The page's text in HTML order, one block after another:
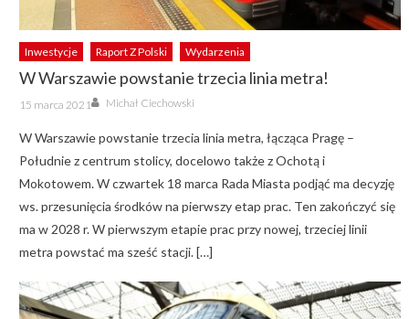
Inwestycje Raport Z Polski Wydarzenia
W Warszawie powstanie trzecia linia metra!
Posted
on
15 marca 2021 Author
Michał Ciechowski
W Warszawie powstanie trzecia linia metra, łącząca Pragę –
Południe z centrum stolicy, docelowo także z Ochotą i
Mokotowem. W czwartek 18 marca Rada Miasta podjąć ma decyzję
ws. przesunięcia środków na pierwszy etap prac. Ten zakończyć się
ma w 2028 r. W pierwszym etapie prac przy nowej, trzeciej linii
metra powstać ma sześć stacji. […]